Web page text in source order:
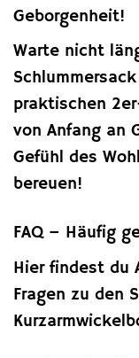
Geborgenheit!
Warte nicht
praktischen
von Anfang an
Gefühl des
bereuen!
FAQ – Häufig
Hier findest du
Fragen zu den